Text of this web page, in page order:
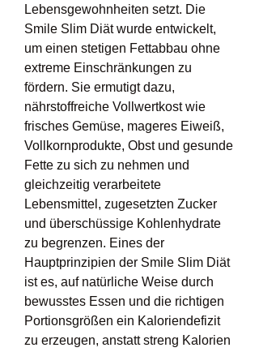
Lebensgewohnheiten setzt. Die
Smile Slim Diät wurde entwickelt,
um einen stetigen Fettabbau ohne
extreme Einschränkungen zu
fördern. Sie ermutigt dazu,
nährstoffreiche Vollwertkost wie
frisches Gemüse, mageres Eiweiß,
Vollkornprodukte, Obst und gesunde
Fette zu sich zu nehmen und
gleichzeitig verarbeitete
Lebensmittel, zugesetzten Zucker
und überschüssige Kohlenhydrate
zu begrenzen. Eines der
Hauptprinzipien der Smile Slim Diät
ist es, auf natürliche Weise durch
bewusstes Essen und die richtigen
Portionsgrößen ein Kaloriendefizit
zu erzeugen, anstatt streng Kalorien